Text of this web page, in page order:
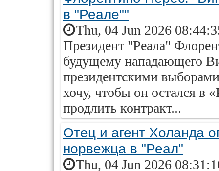
в "Реале""
Thu, 04 Jun 2026
Президент "Реала"
будущему нападающего
президентскими
хочу, чтобы он остался в
продлить контракт...
Отец и агент Холанда
норвежца в "Реал"
Thu, 04 Jun 2026